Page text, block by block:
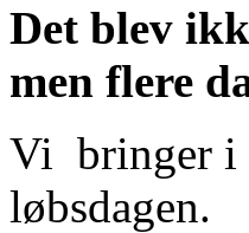
Det blev
men flere
Vi bringer i
løbsdagen.